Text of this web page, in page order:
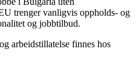
trenger vanligvis oppholds- og
og jobbtilbud.
arbeidstillatelse finnes hos